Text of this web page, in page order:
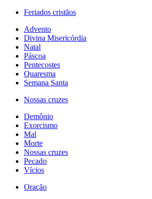
Feriados cristãos
Advento
Divina Misericórdia
Natal
Páscoa
Pentecostes
Quaresma
Semana Santa
Nossas cruzes
Demônio
Exorcismo
Mal
Morte
Nossas cruzes
Pecado
Vícios
Oração